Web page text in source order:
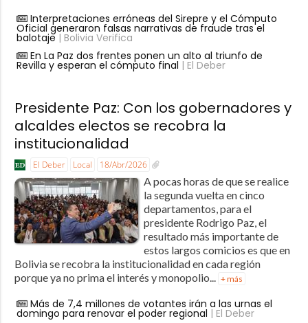
Interpretaciones erróneas del Sirepre y el Cómputo
Oficial generaron falsas narrativas de fraude tras el
balotaje| Bolivia Verifica
En La Paz dos frentes ponen un alto al triunfo de
Revilla y esperan el cómputo final | El Deber
Presidente Paz: Con los gobernadores y
alcaldes electos se recobra la
institucionalidad
El Deber Local 18/Abr/2026
A pocas horas de que se realice
la segunda vuelta en cinco
departamentos, para el
presidente Rodrigo Paz, el
resultado más importante de
estos largos comicios es que en
Bolivia se recobra la institucionalidad en cada región
porque ya no prima el interés y monopolio... + más
Más de 7,4 millones de votantes irán a las urnas el
domingo para renovar el poder regional | El Deber